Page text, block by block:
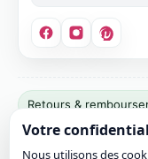
Retours &
Mentions légales
Éditeur
du
Votre
Nous utilisons des